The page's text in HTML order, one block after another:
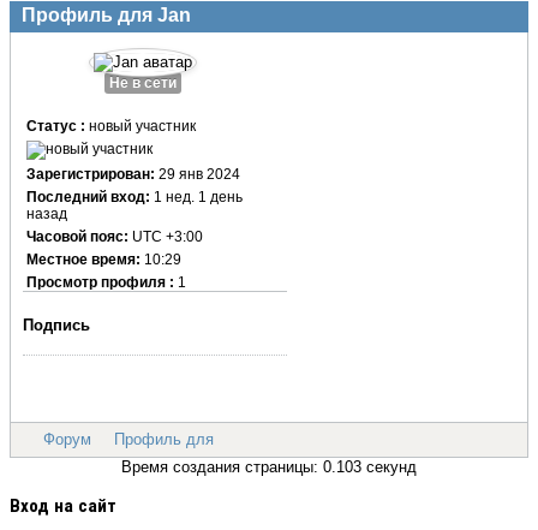
Профиль для Jan
Не в сети
Статус : новый участник
Зарегистрирован: 29 янв 2024
Последний вход: 1 нед. 1 день
назад
Часовой пояс: UTC +3:00
Местное время: 10:29
Просмотр профиля : 1
Подпись
Форум
Профиль для
Время создания страницы: 0.103 секунд
Вход на сайт